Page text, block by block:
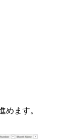
めます。